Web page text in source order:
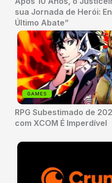
sua Jornada de Herói:
Último Abate”
GAMES
RPG Subestimado de
com XCOM É Imperdível